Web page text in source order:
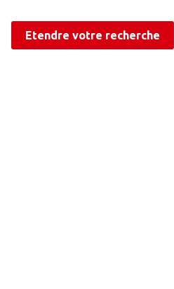
Etendre votre recherche